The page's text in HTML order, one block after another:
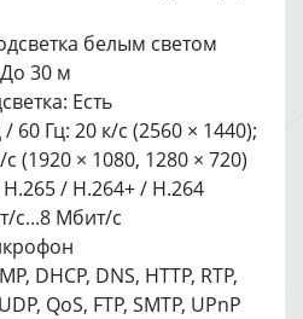
белым светом
30 м
Есть
60 Гц: 20 к/с (2560 × 1440);
(1920 × 1080, 1280 × 720)
/ H.264+ / H.264
с...8 Мбит/с
DHCP, DNS, HTTP, RTP,
QoS, FTP, SMTP, UPnP